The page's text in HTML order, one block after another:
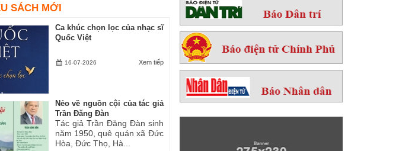
SÁCH MỚI
Ca khúc chọn lọc của nhạc sĩ
Quốc Việt
Xem tiếp
16-07-2026
Nẻo về nguồn cội của tác giả
Trần Đăng Đàn
Tác giả Trần Đăng Đàn sinh
năm 1950, quê quán xã Đức
Hòa, Đức Thọ, Hà...